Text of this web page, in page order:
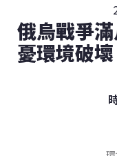
俄烏戰爭
憂環境破